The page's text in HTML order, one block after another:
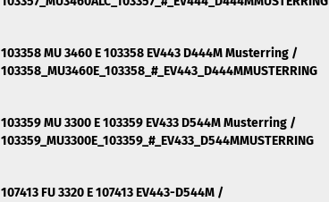
103358 MU 3460 E 103358 EV443 D444M Musterring /
103358_MU3460E_103358_#_EV443_D444MMUSTERRING
103359 MU 3300 E 103359 EV433 D544M Musterring /
103359_MU3300E_103359_#_EV433_D544MMUSTERRING
107413 FU 3320 E 107413 EV443-D544M /